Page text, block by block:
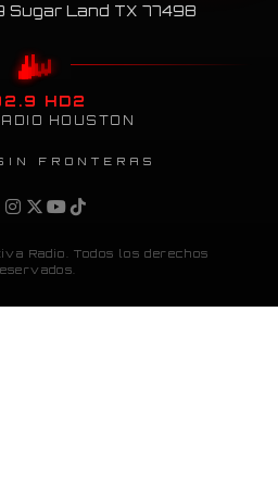
Sugar Land TX 77498
HD2
HOUSTON
FRONTERAS
Radio. Todos los derechos